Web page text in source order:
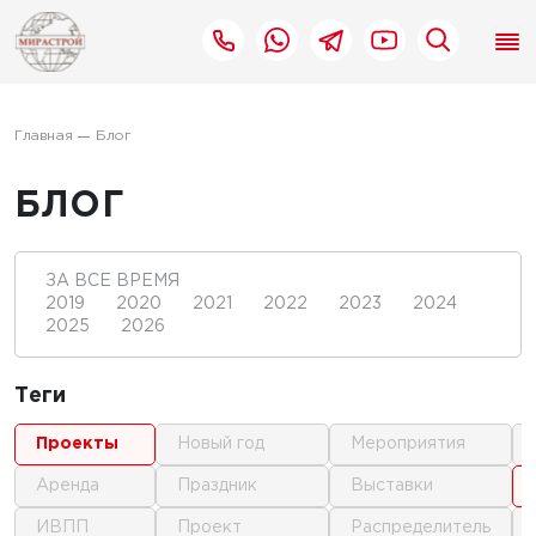
Главная Блог
БЛОГ
ЗА ВСЕ ВРЕМЯ
2019
2020 2021 2022 2023
2024
2025
2026
Теги
проекты
аренда
ИВПП
новый год
праздник
проект
мероприятия
выставки
распределитель